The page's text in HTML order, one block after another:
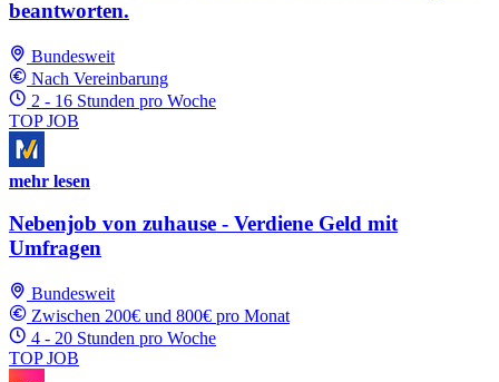
beantworten.
Bundesweit
Nach Vereinbarung
2 - 16 Stunden pro Woche
TOP JOB
mehr lesen
Nebenjob von zuhause - Verdiene Geld mit
Umfragen
Bundesweit
Zwischen 200€ und 800€ pro Monat
4 - 20 Stunden pro Woche
TOP JOB